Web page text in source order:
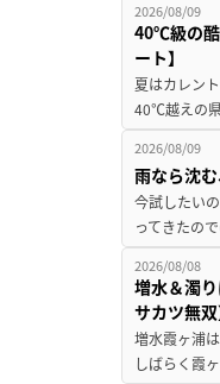
2026/08/09
40℃級の酷
ート】
夏はカレン
40℃越えの
2026/08/09
雨なら沈
今試したい
ってきたの
2026/08/08
増水＆濁
サカツ無双
増水霞ヶ浦
しばらく霞